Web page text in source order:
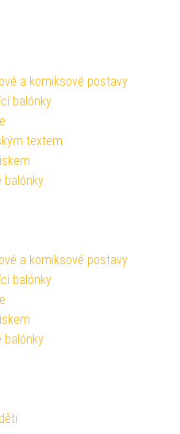
a komiksové postavy
balónky
textem
balónky
a komiksové postavy
balónky
balónky